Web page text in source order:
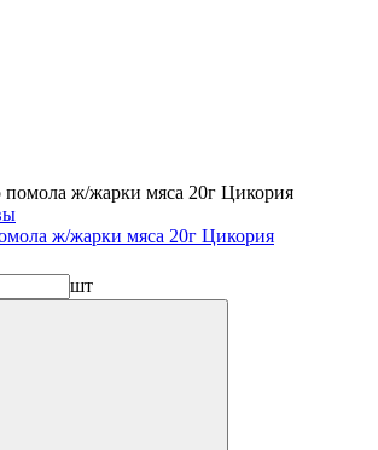
ж/жарки мяса 20г Цикория
шт